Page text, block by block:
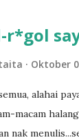
Oktober
alahai
macam
nak